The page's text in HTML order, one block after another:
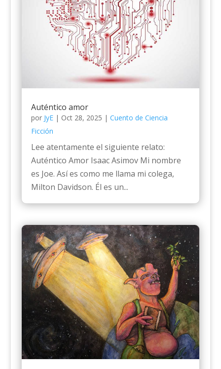
Auténtico amor
por JyE| Oct 28, 2025 | Cuento de Ciencia
Ficción
Lee atentamente el siguiente relato:
Auténtico Amor Isaac Asimov Mi nombre
es Joe. Así es como me llama mi colega,
Milton Davidson. Él es un...